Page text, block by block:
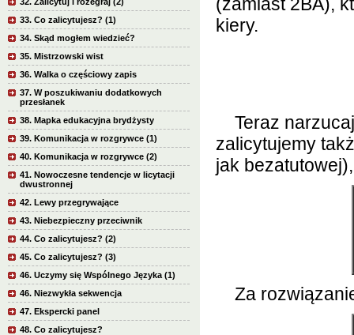
33. Co zalicytujesz? (1)
34. Skąd mogłem wiedzieć?
35. Mistrzowski wist
36. Walka o częściowy zapis
37. W poszukiwaniu dodatkowych
przesłanek
38. Mapka edukacyjna brydżysty
39. Komunikacja w rozgrywce (1)
40. Komunikacja w rozgrywce (2)
41. Nowoczesne tendencje w licytacji
dwustronnej
42. Lewy przegrywające
43. Niebezpieczny przeciwnik
44. Co zalicytujesz? (2)
45. Co zalicytujesz? (3)
46. Uczymy się Wspólnego Języka (1)
46. Niezwykła sekwencja
47. Ekspercki panel
48. Co zalicytujesz?
kiery.
Teraz
zalicytujemy
jak
Za